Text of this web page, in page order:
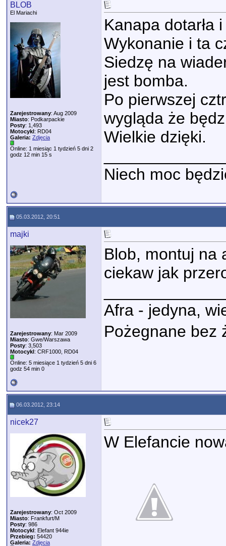
BLOB
El Mariachi
Zarejestrowany: Aug 2009
Miasto: Podkarpackie
Posty: 1,493
Motocykl: RD04
Galeria: Zdjęcia
Online: 1 miesiąc 1 tydzień 5 dni 2
godz 12 min 15 s
Kanapa dotarła
Wykonanie i ta
Siedzę na
jest bomba.
Po pierwszej
wygląda że
Wielkie dzięki.
Niech moc
05.03.2012, 20:51
majki
Zarejestrowany: Mar 2009
Miasto: Gwe/Warszawa
Posty: 3,503
Motocykl: CRF1000, RD04
Online: 5 miesiące 1 tydzień 5 dni 6
godz 54 min 0
Blob, montuj na
ciekaw jak
Afra - jedyna,
Pożegnane bez
06.03.2012, 23:14
nicek27
Zarejestrowany: Oct 2009
Miasto: Frankfurt/M
Posty: 986
Motocykl: Elefant 944ie
Przebieg: 54420
Galeria: Zdjęcia
W Elefancie